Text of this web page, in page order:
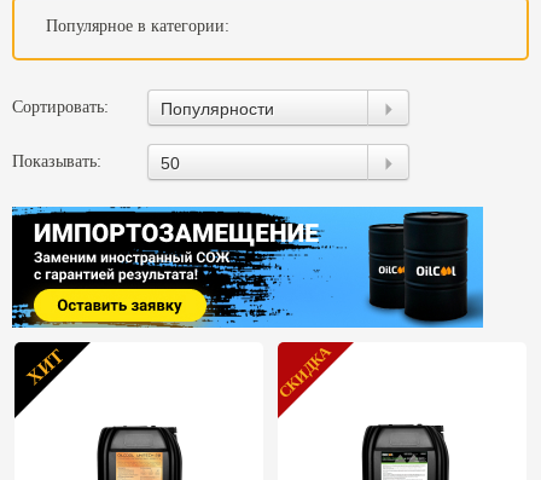
Популярное в категории:
Сортировать: Популярности
Показывать: 50
ХИТ СКИДКА